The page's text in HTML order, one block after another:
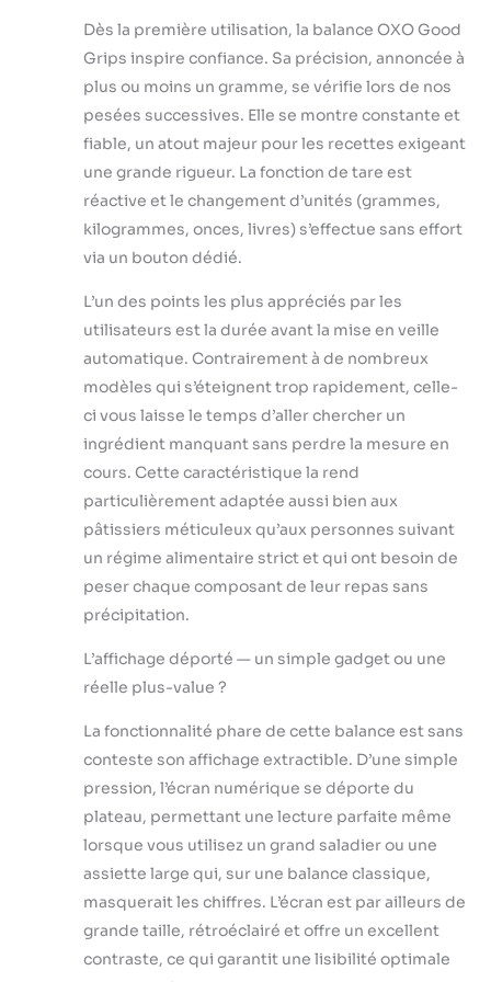
pour tarer la
balance avant
d’ajouter les
autres
ingrédients
Écran à grands
lire, avec rétro-
éclairage en
option
indiquant la
restante de la
balance par
rapport à son
poids de pesée
maximal
Dès la première utilisation, la balance OXO Good
Grips inspire confiance. Sa précision, annoncée à
plus ou moins un gramme, se vérifie lors de nos
pesées successives. Elle se montre constante et
fiable, un atout majeur pour les recettes exigeant
une grande rigueur. La fonction de tare est
réactive et le changement d’unités (grammes,
kilogrammes, onces, livres) s’effectue sans effort
via un bouton dédié.
L’un des points les plus appréciés par les
utilisateurs est la durée avant la mise en veille
automatique. Contrairement à de nombreux
modèles qui s’éteignent trop rapidement, celle-
ci vous laisse le temps d’aller chercher un
ingrédient manquant sans perdre la mesure en
cours. Cette caractéristique la rend
particulièrement adaptée aussi bien aux
pâtissiers méticuleux qu’aux personnes suivant
un régime alimentaire strict et qui ont besoin de
peser chaque composant de leur repas sans
précipitation.
L’affichage déporté — un simple gadget ou une
réelle plus-value ?
La fonctionnalité phare de cette balance est sans
conteste son affichage extractible. D’une simple
pression, l’écran numérique se déporte du
plateau, permettant une lecture parfaite même
lorsque vous utilisez un grand saladier ou une
assiette large qui, sur une balance classique,
masquerait les chiffres. L’écran est par ailleurs de
grande taille, rétroéclairé et offre un excellent
contraste, ce qui garantit une lisibilité optimale